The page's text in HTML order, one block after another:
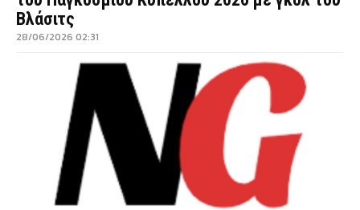
Βλάσιτς
28/06/2026 02:31